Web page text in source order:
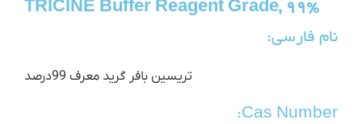
TRICINE Buffer Reagent Grade, 99%
نام فارسی:
تریسین بافر گرید معرف 99درصد
Cas Number: